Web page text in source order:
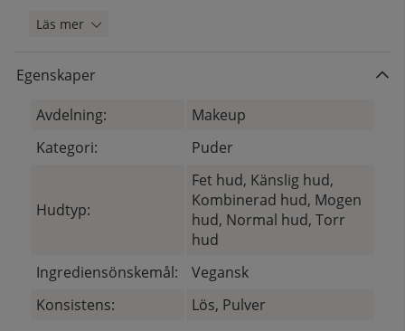
Läs mer
Egenskaper
Avdelning:
Makeup
Kategori:
Puder
Hudtyp:
Fet hud, Känslig hud,
Kombinerad hud, Mogen
hud, Normal hud, Torr
hud
Ingrediensönskemål:
Vegansk
Konsistens:
Lös, Pulver